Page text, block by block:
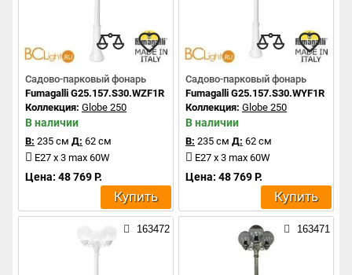
Садово-парковый фонарь
Fumagalli G25.157.S30.WZF1R
Коллекция: Globe 250
В наличии
В: 235 см Д: 62 см
E27 x 3 max 60W
Цена: 48 769 Р.
Купить
Садово-парковый фонарь
Fumagalli G25.157.S30.WYF1R
Коллекция: Globe 250
В наличии
В: 235 см Д: 62 см
E27 x 3 max 60W
Цена: 48 769 Р.
Купить
163472 163471